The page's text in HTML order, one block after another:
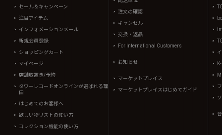
セール＆キャンペーン
注目アイテム
インフォメーションメール
新規会員登録
ショッピングカート
マイページ
店舗取置き/予約
タワーレコードオンラインが選ばれる理
由
はじめてのお客様へ
欲しい物リストの使い方
コレクション機能の使い方
注文の確認
キャンセル
交換・返品
For International Customers
お知らせ
マーケットプレイス
マーケットプレイスはじめてガイド